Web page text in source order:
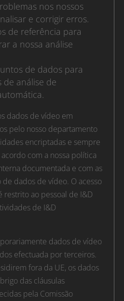
nos nossos
e corrigir erros.
de referência para
a nossa análise
de dados para
análise de
dados de vídeo em
pelo nosso departamento
encriptadas e sempre
com a nossa política
documentada e com as
dados de vídeo. O acesso
restrito ao pessoal de I&D
de I&D
dados de vídeo
efectuada por terceiros.
fora da UE, os dados
das cláusulas
pela Comissão